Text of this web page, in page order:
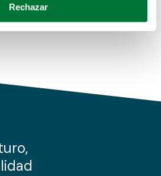
sobre cómo se procesan sus
que haga del sitio web con
sociales, publicidad y análisis
Rechazar